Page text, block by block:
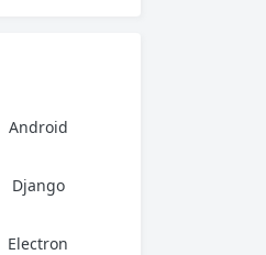
Android
Django
Electron